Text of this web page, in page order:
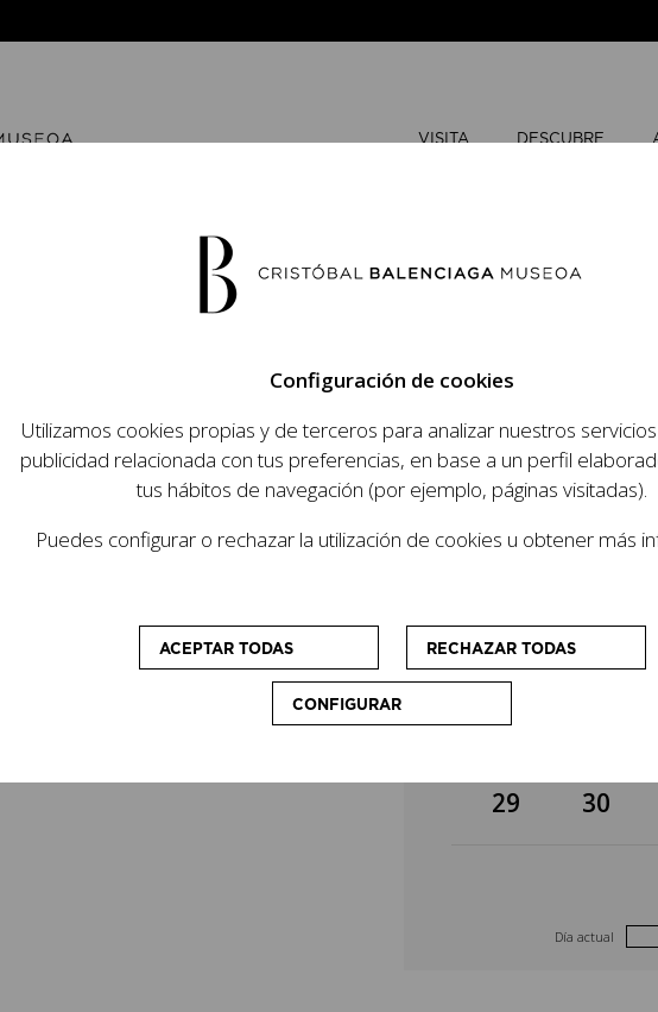
VISITA DESCUBRE
tiene como objetivo dar a
modista, su relevancia
contemporaneidad de su legado.
se realizan cursos y
de ocio que
de las personas visitantes.
1 2
8 9
15 16
22
29 30
Día actual
Configuración de cookies
Utilizamos cookies propias y de terceros para analizar nuestros
publicidad relacionada con tus preferencias, en base a un perfil
tus hábitos de navegación (por ejemplo, páginas visitadas).
Puedes configurar o rechazar la utilización de cookies u obtener más
ACEPTAR TODAS RECHAZAR TODAS
CONFIGURAR